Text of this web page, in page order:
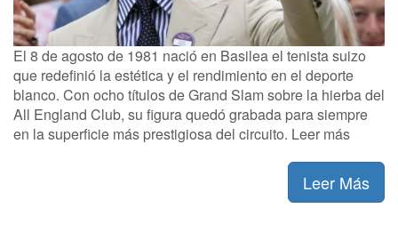
El 8 de agosto de 1981 nació en Basilea el tenista suizo
que redefinió la estética y el rendimiento en el deporte
blanco. Con ocho títulos de Grand Slam sobre la hierba del
All England Club, su figura quedó grabada para siempre
en la superficie más prestigiosa del circuito. Leer más
Leer Más